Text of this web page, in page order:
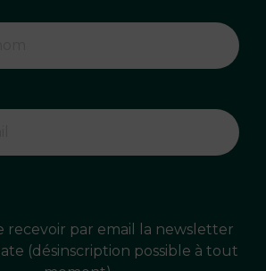
recevoir par email la newsletter
(désinscription possible à tout